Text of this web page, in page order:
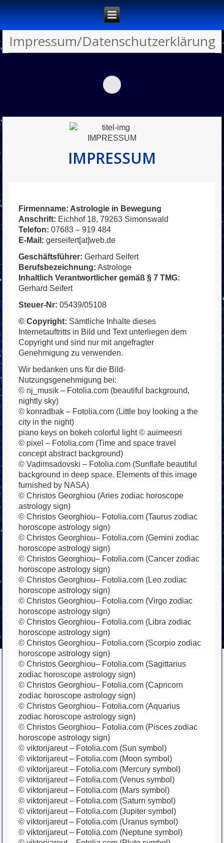
Impressum/Datenschutzerklärung
IMPRESSUM
Firmenname: Astrologie in Bewegung
Anschrift: Eichhof 18, 79263 Simonswald
Telefon: 07683 – 919 484
E-Mail: gerseifert[at]web.de
Geschäftsführer: Gerhard Seifert
Berufsbezeichnung: Astrologe
Inhaltlich Verantwortlicher gemäß § 7 TMG:
Gerhard Seifert
Steuer-Nr: 05439/05108
© Copyright: Sämtliche Inhalte dieses
Internetauftritts in Bild und Text unterliegen dem
Copyright und sind nur mit angefragter
Genehmigung zu verwenden.
Wir bedanken uns für die Bild-
Nutzungsgenehmigung bei:
© nj_musik – Fotolia.com (beautiful background,
nightly sky)
© konradbak – Fotolia.com (Little boy looking a the
city in the night)
piano keys on bokeh colorful light © auimeesri
© pixel – Fotolia.com (Time and space travel
concept abstract background)
© Vadimsadovski – Fotolia.com (Sunflafe beautiful
background in deep space. Elements of this image
furnished by NASA)
© Christos Georghiou (Aries zodiac horoscope
astrology sign)
© Christos Georghiou– Fotolia.com (Taurus zodiac
horoscope astrology sign)
© Christos Georghiou– Fotolia.com (Gemini zodiac
horoscope astrology sign)
© Christos Georghiou– Fotolia.com (Cancer zodiac
horoscope astrology sign)
© Christos Georghiou– Fotolia.com (Leo zodiac
horoscope astrology sign)
© Christos Georghiou– Fotolia.com (Virgo zodiac
horoscope astrology sign)
© Christos Georghiou– Fotolia.com (Libra zodiac
horoscope astrology sign)
© Christos Georghiou– Fotolia.com (Scorpio zodiac
horoscope astrology sign)
© Christos Georghiou– Fotolia.com (Sagittarius
zodiac horoscope astrology sign)
© Christos Georghiou– Fotolia.com (Capricorn
zodiac horoscope astrology sign)
© Christos Georghiou– Fotolia.com (Aquarius
zodiac horoscope astrology sign)
© Christos Georghiou– Fotolia.com (Pisces zodiac
horoscope astrology sign)
© viktorijareut – Fotolia.com (Sun symbol)
© viktorijareut – Fotolia.com (Moon symbol)
© viktorijareut – Fotolia.com (Mercury symbol)
© viktorijareut – Fotolia.com (Venus symbol)
© viktorijareut – Fotolia.com (Mars symbol)
© viktorijareut – Fotolia.com (Saturn symbol)
© viktorijareut – Fotolia.com (Jupiter symbol)
© viktorijareut – Fotolia.com (Uranus symbol)
© viktorijareut – Fotolia.com (Neptune symbol)